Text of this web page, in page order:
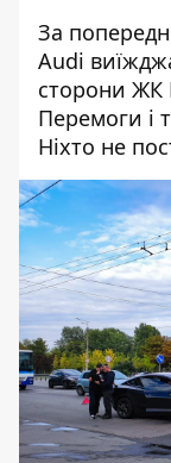
За
Audi
сторони ЖК
Перемоги і
Ніхто не